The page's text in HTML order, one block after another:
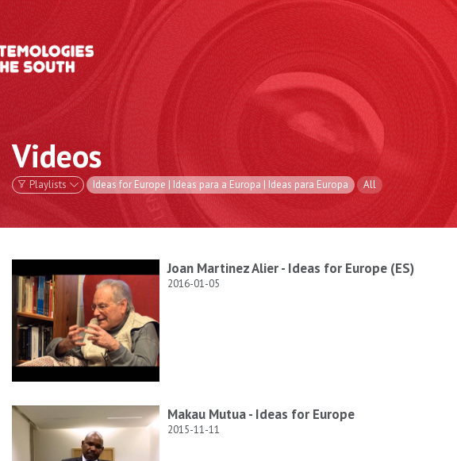
Videos
Playlists Ideas for Europe | Ideas para a Europa | Ideas para Europa All
Joan Martinez Alier - Ideas for Europe (ES)
2016-01-05
Makau Mutua - Ideas for Europe
2015-11-11